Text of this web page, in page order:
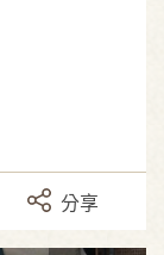
分享